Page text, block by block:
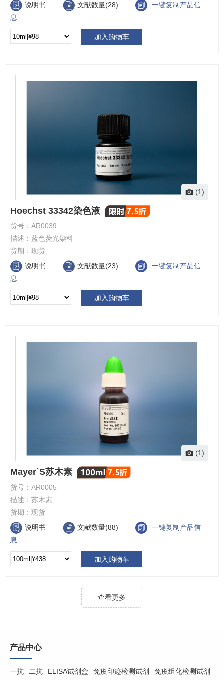
说明书
文献数量(28)
一键复制产品信
息
加入购物车
(1)
Hoechst 33342染色液
货号： AR0039
描述： 蓝色荧光染料
货期： 现货
说明书
文献数量(23)
一键复制产品信
息
加入购物车
(1)
Mayer`S苏木素
货号： AR0005
描述： 苏木素
货期： 现货
说明书
文献数量(88)
一键复制产品信
息
加入购物车
查看更多
产品中心
一抗 二抗 ELISA试剂盒 免疫印迹检测试剂
免疫组化检测试剂